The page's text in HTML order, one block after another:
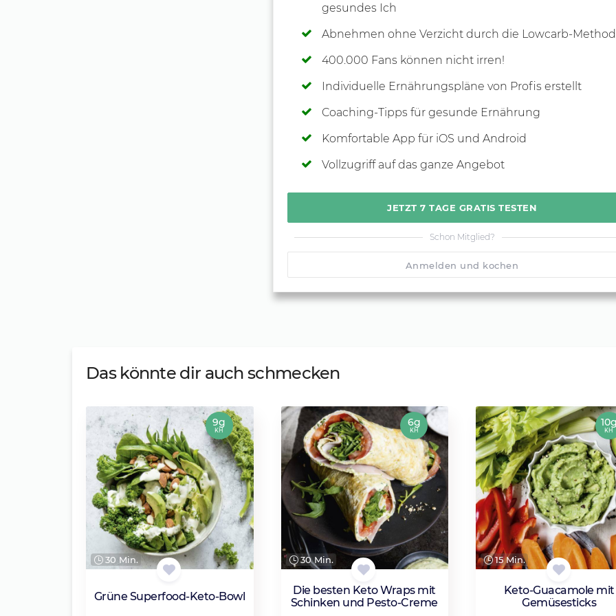
gesundes Ich
Abnehmen ohne Verzicht durch die Lowcarb-
400.000 Fans können nicht irren!
Individuelle Ernährungspläne von Profis erstellt
Coaching-Tipps für gesunde Ernährung
Komfortable App für iOS und Android
Vollzugriff auf das ganze Angebot
JETZT 7 TAGE GRATIS TESTEN
Schon Mitglied?
Anmelden und kochen
Das könnte dir auch schmecken
30 Min.
Grüne Superfood-Keto-Bowl
9g
KH
30 Min.
Die besten Keto Wraps mit
Schinken und Pesto-Creme
6g
KH
15 Min.
Keto-Guacamole mit
Gemüsesticks
KH